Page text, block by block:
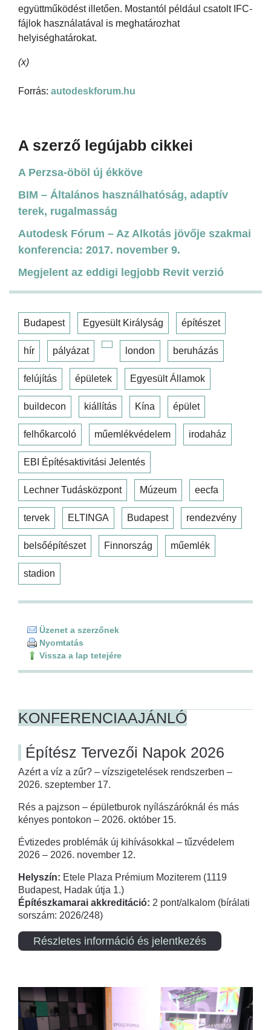
együttműködést illetően. Mostantól például csatolt IFC-
fájlok használatával is meghatározhat
helyiséghatárokat.
(x)
Forrás: autodeskforum.hu
A szerző legújabb cikkei
A Perzsa-öböl új ékköve
BIM – Általános használhatóság, adaptív
terek, rugalmasság
Autodesk Fórum – Az Alkotás jövője szakmai
konferencia: 2017. november 9.
Megjelent az eddigi legjobb Revit verzió
Budapest Egyesült Királyság építészet
hír pályázat london beruházás
felújítás épületek Egyesült Államok
buildecon kiállítás Kína épület
felhőkarcoló műemlékvédelem irodaház
EBI Építésaktivitási Jelentés
Lechner Tudásközpont Múzeum eecfa
tervek ELTINGA Budapest rendezvény
belsőépítészet Finnország műemlék
stadion
Üzenet a szerzőnek
Nyomtatás
Vissza a lap tetejére
KONFERENCIAAJÁNLÓ
Építész Tervezői Napok 2026
Azért a víz a zűr? – vízszigetelések rendszerben –
2026. szeptember 17.
Rés a pajzson – épületburok nyílászáróknál és más
kényes pontokon – 2026. október 15.
Évtizedes problémák új kihívásokkal – tűzvédelem
2026 – 2026. november 12.
Helyszín: Etele Plaza Prémium Moziterem (1119
Budapest, Hadak útja 1.)
Építészkamarai akkreditáció: 2 pont/alkalom (bírálati
sorszám: 2026/248)
Részletes információ és jelentkezés